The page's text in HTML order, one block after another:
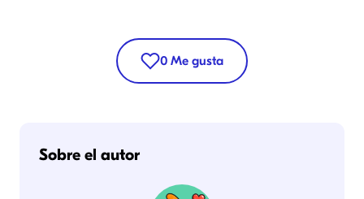
0 Me gusta
Sobre el autor